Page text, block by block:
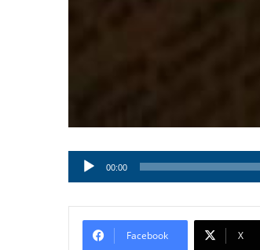
Audio
Player
00:00
Facebook X